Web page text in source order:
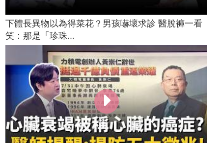
下體長異物以為得菜花？男孩嚇壞求診 醫脫褲一看
笑：那是「珍珠...